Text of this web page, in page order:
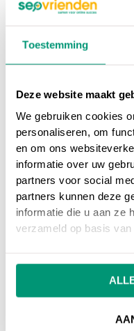
Toestemming
Deze website maakt
We gebruiken cookies
personaliseren, om
en om ons
informatie over uw
partners voor social
partners kunnen deze
informatie die u aan ze
verzameld op basis